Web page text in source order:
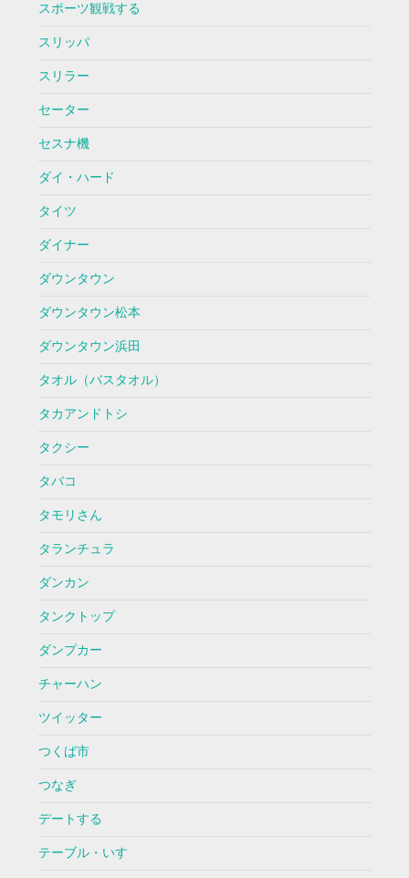
スポーツ観戦する
スリッパ
スリラー
セーター
セスナ機
ダイ・ハード
タイツ
ダイナー
ダウンタウン
ダウンタウン松本
ダウンタウン浜田
タオル（バスタオル）
タカアンドトシ
タクシー
タバコ
タモリさん
タランチュラ
ダンカン
タンクトップ
ダンプカー
チャーハン
ツイッター
つくば市
つなぎ
デートする
テーブル・いす